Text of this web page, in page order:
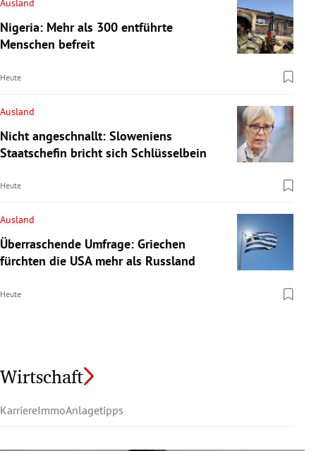
Ausland
Nigeria: Mehr als 300 entführte
Menschen befreit
Heute
Ausland
Nicht angeschnallt: Sloweniens
Staatschefin bricht sich Schlüsselbein
Heute
Ausland
Überraschende Umfrage: Griechen
fürchten die USA mehr als Russland
Heute
Wirtschaft
KarriereImmoAnlagetipps